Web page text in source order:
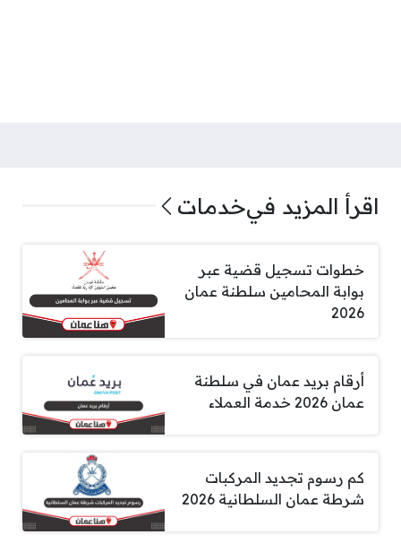
اقرأ المزيد فيخدمات
خطوات تسجيل قضية عبر
بوابة المحامين سلطنة عمان
2026
أرقام بريد عمان في سلطنة
عمان 2026 خدمة العملاء
كم رسوم تجديد المركبات
شرطة عمان السلطانية 2026